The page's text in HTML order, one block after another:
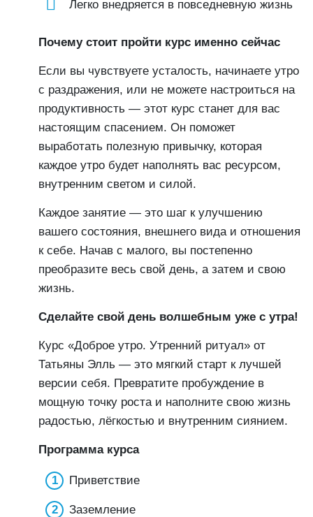
Легко внедряется в повседневную жизнь
Почему стоит пройти курс именно сейчас
Если вы чувствуете усталость, начинаете утро
с раздражения, или не можете настроиться на
продуктивность — этот курс станет для вас
настоящим спасением. Он поможет
выработать полезную привычку, которая
каждое утро будет наполнять вас ресурсом,
внутренним светом и силой.
Каждое занятие — это шаг к улучшению
вашего состояния, внешнего вида и отношения
к себе. Начав с малого, вы постепенно
преобразите весь свой день, а затем и свою
жизнь.
Сделайте свой день волшебным уже с утра!
Курс «Доброе утро. Утренний ритуал» от
Татьяны Элль — это мягкий старт к лучшей
версии себя. Превратите пробуждение в
мощную точку роста и наполните свою жизнь
радостью, лёгкостью и внутренним сиянием.
Программа курса
Приветствие
Заземление